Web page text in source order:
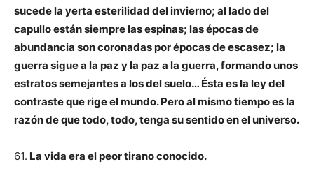
sucede la yerta esterilidad del invierno; al lado del
capullo están siempre las espinas; las épocas de
abundancia son coronadas por épocas de escasez; la
guerra sigue a la paz y la paz a la guerra, formando unos
estratos semejantes a los del suelo… Ésta es la ley del
contraste que rige el mundo. Pero al mismo tiempo es la
razón de que todo, todo, tenga su sentido en el universo.
61. La vida era el peor tirano conocido.